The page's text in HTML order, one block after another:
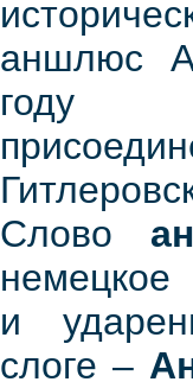
аншлюс
году
Слово
и
слоге –